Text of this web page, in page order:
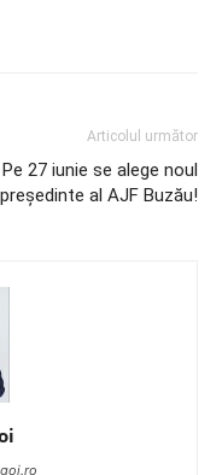
Articolul următor
Pe 27 iunie se alege noul
preşedinte al AJF Buzău!